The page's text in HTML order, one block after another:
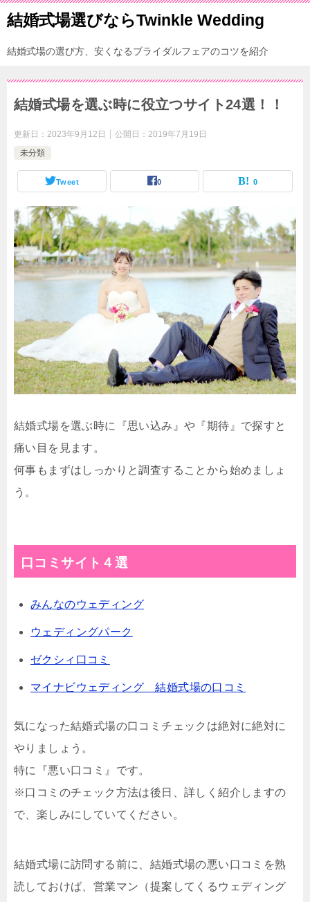
結婚式場選びならTwinkle Wedding
結婚式場の選び方、安くなるブライダルフェアのコツを紹介
結婚式場を選ぶ時に役立つサイト24選！！
更新日： 2023年9月12日 公開日： 2019年7月19日
未分類
Tweet 0 0
結婚式場を選ぶ時に『思い込み』や『期待』で探すと
痛い目を見ます。
何事もまずはしっかりと調査することから始めましょ
う。
口コミサイト４選
みんなのウェディング
ウェディングパーク
ゼクシィ口コミ
マイナビウェディング 結婚式場の口コミ
気になった結婚式場の口コミチェックは絶対に絶対に
やりましょう。
特に『悪い口コミ』です。
※口コミのチェック方法は後日、詳しく紹介しますの
で、楽しみにしていてください。
結婚式場に訪問する前に、結婚式場の悪い口コミを熟
読しておけば、営業マン（提案してくるウェディング